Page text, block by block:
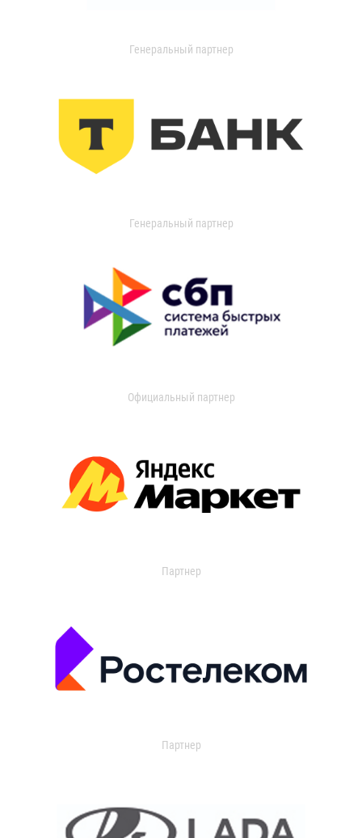
Генеральный партнер
Генеральный партнер
Официальный партнер
Партнер
Партнер